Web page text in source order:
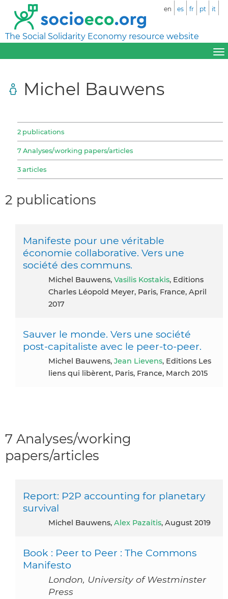
The Social Solidarity Economy resource website
en es fr pt it
Michel Bauwens
2 publications
7 Analyses/working papers/articles
3 articles
2 publications
Manifeste pour une véritable
économie collaborative. Vers une
société des communs.
Michel Bauwens, Vasilis Kostakis, Editions
Charles Léopold Meyer, Paris, France, April
2017
Sauver le monde. Vers une société
post-capitaliste avec le peer-to-peer.
Michel Bauwens, Jean Lievens, Editions Les
liens qui libèrent, Paris, France, March 2015
7 Analyses/working
papers/articles
Report: P2P accounting for planetary
survival
Michel Bauwens, Alex Pazaitis, August 2019
Book : Peer to Peer : The Commons
Manifesto
London, University of Westminster
Press